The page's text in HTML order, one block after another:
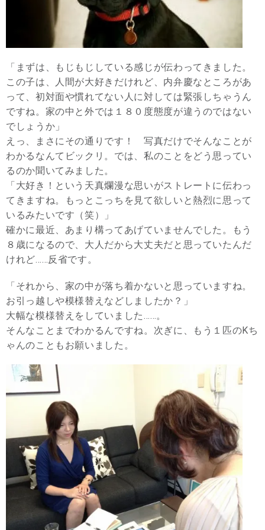
「まずは、もじもじしている感じが伝わってきました。
この子は、人間が大好きだけれど、内弁慶なところがあ
って、初対面や慣れてない人に対しては緊張しちゃうん
ですね。家の中と外では１８０度態度が違うのではない
でしょうか」
えっ、まさにその通りです！ 写真だけでそんなことが
わかるなんてビックリ。では、私のことをどう思ってい
るのか聞いてみました。
「大好き！という天真爛漫な思いがストレートに伝わっ
てきますね。もっとこっちを見て欲しいと熱烈に思って
いるみたいです（笑）」
確かに最近、あまり構ってあげていませんでした。もう
８歳になるので、大人だから大丈夫だと思っていたんだ
けれど……反省です。
「それから、家の中が落ち着かないと思っていますね。
お引っ越しや模様替えなどしましたか？」
大幅な模様替えをしていました……。
そんなことまでわかるんですね。次ぎに、もう１匹のKち
ゃんのこともお願いました。